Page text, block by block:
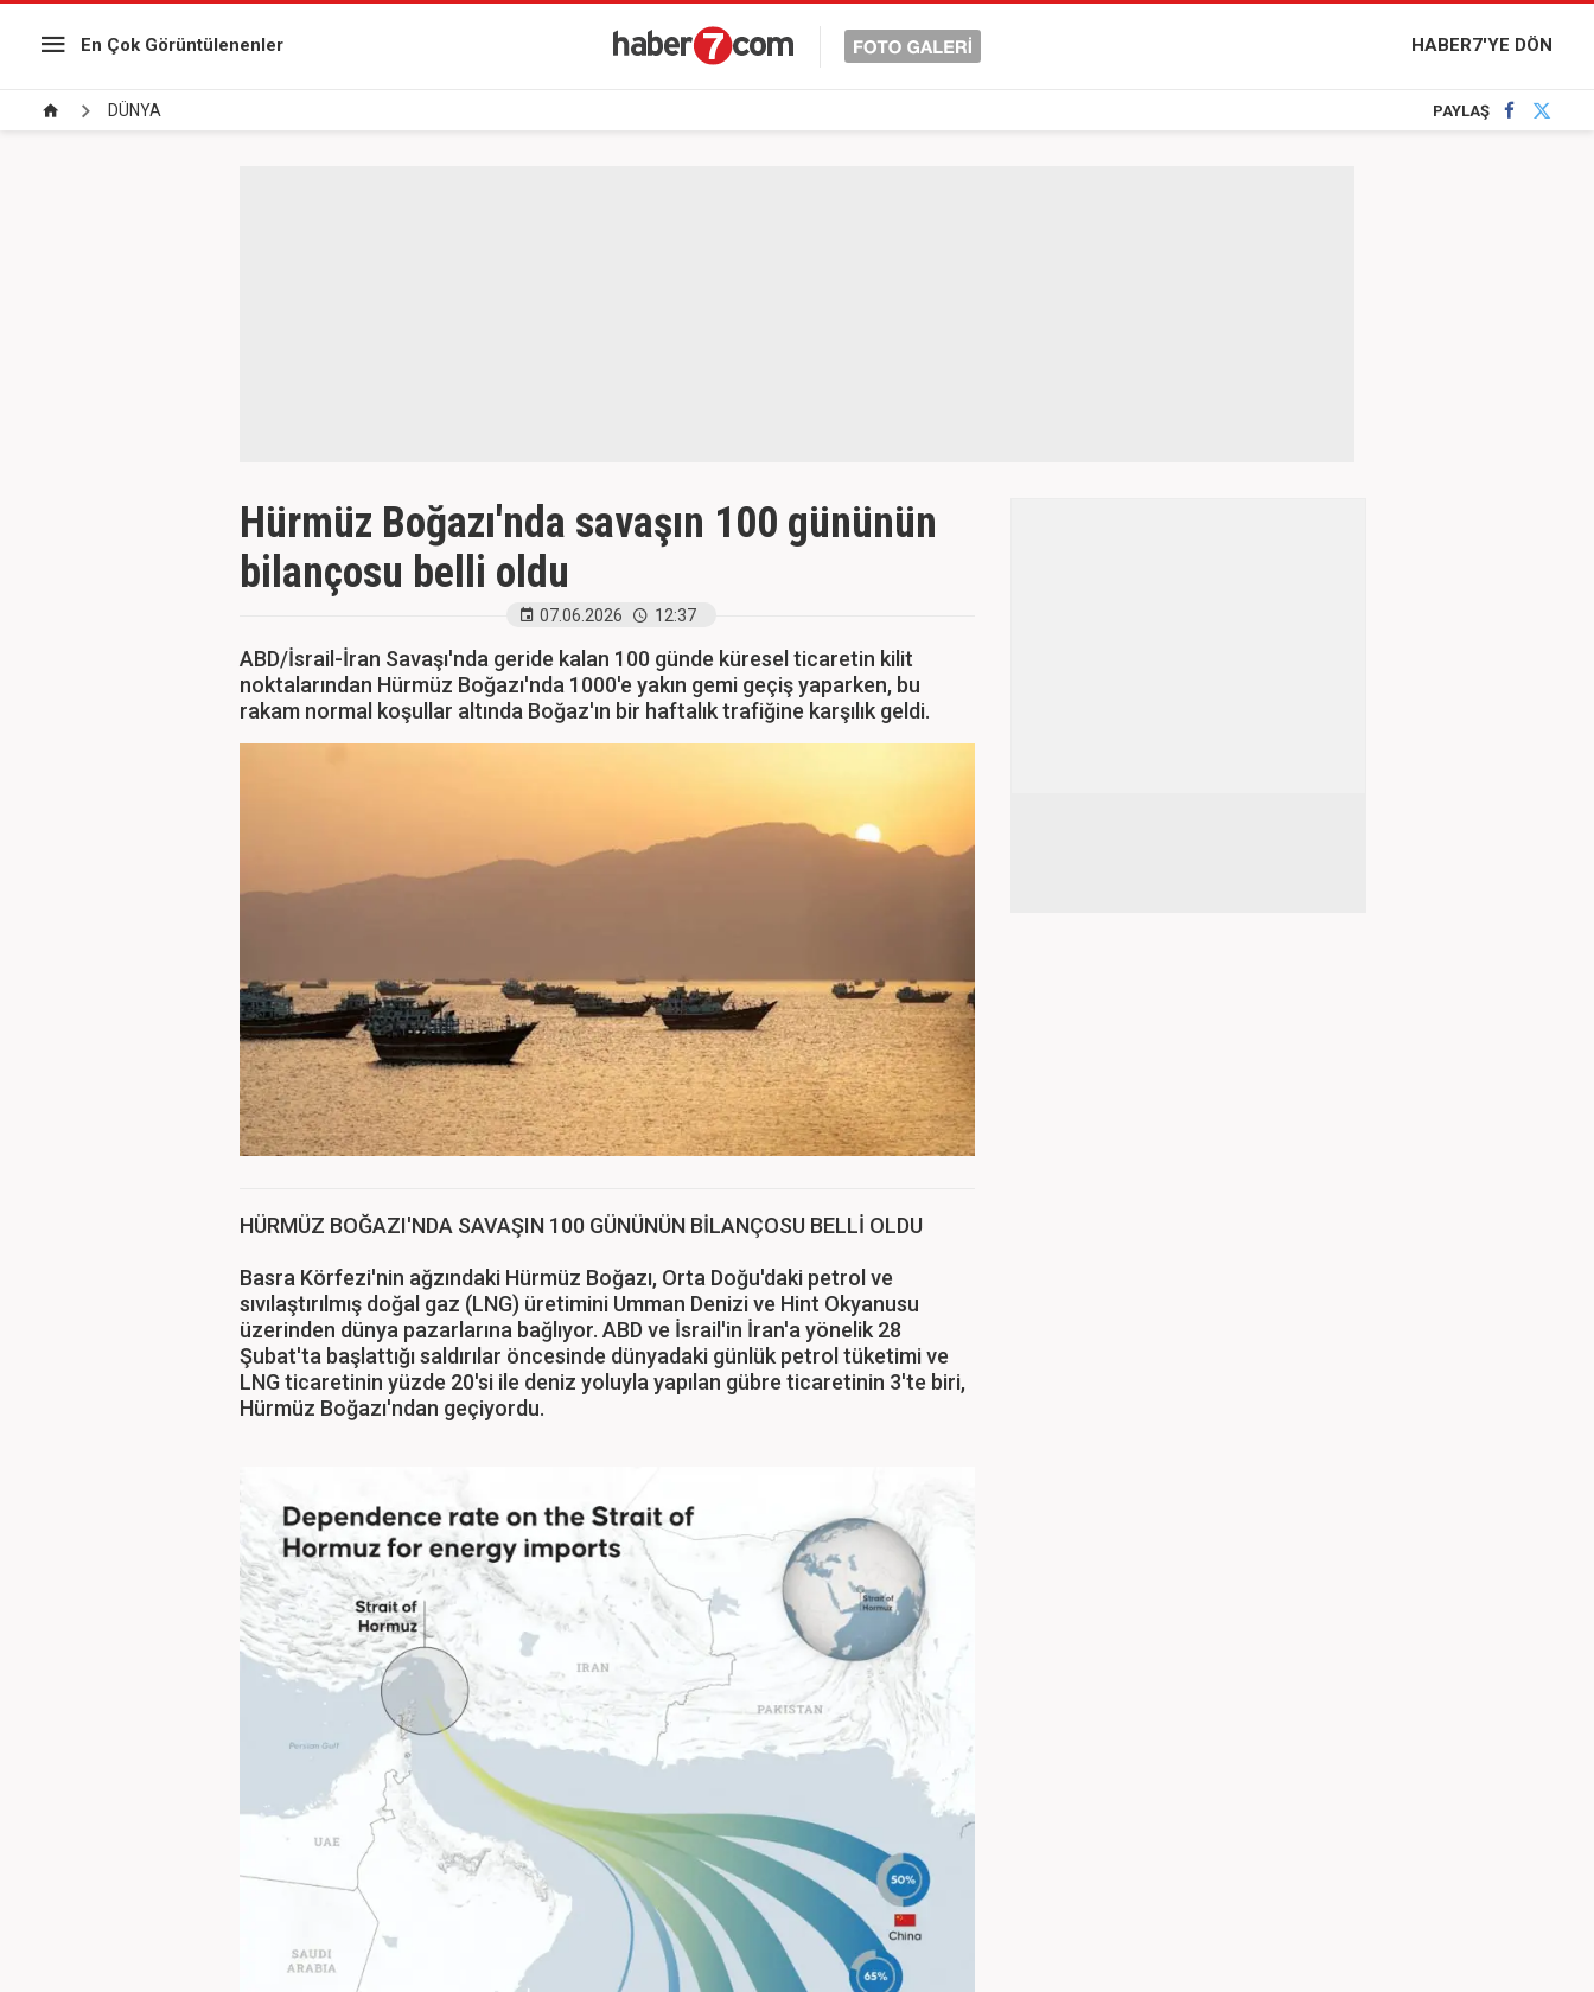
En Çok Görüntülenenler HABER7'YE DÖN
DÜNYA PAYLAŞ
Hürmüz Boğazı'nda savaşın 100 gününün
bilançosu belli oldu
07.06.2026 12:37
ABD/İsrail-İran Savaşı'nda geride kalan 100 günde küresel ticaretin kilit
noktalarından Hürmüz Boğazı'nda 1000'e yakın gemi geçiş yaparken, bu
rakam normal koşullar altında Boğaz'ın bir haftalık trafiğine karşılık geldi.
HÜRMÜZ BOĞAZI'NDA SAVAŞIN 100 GÜNÜNÜN BİLANÇOSU BELLİ OLDU
Basra Körfezi'nin ağzındaki Hürmüz Boğazı, Orta Doğu'daki petrol ve
sıvılaştırılmış doğal gaz (LNG) üretimini Umman Denizi ve Hint Okyanusu
üzerinden dünya pazarlarına bağlıyor. ABD ve İsrail'in İran'a yönelik 28
Şubat'ta başlattığı saldırılar öncesinde dünyadaki günlük petrol tüketimi ve
LNG ticaretinin yüzde 20'si ile deniz yoluyla yapılan gübre ticaretinin 3'te biri,
Hürmüz Boğazı'ndan geçiyordu.